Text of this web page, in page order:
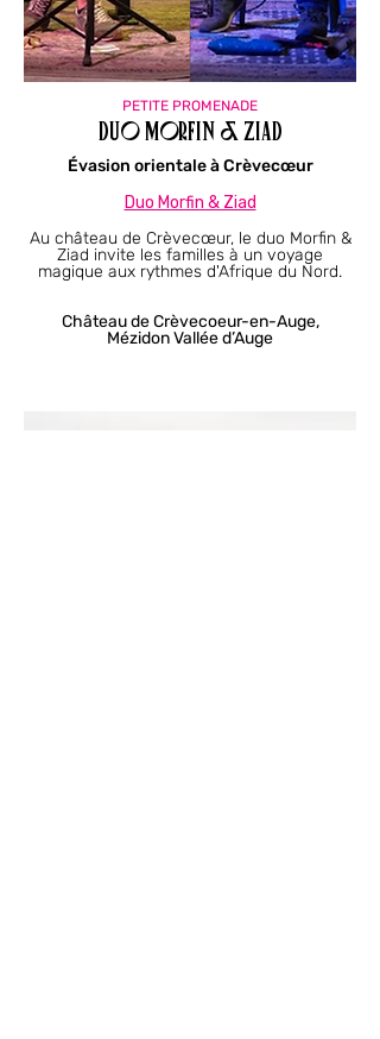
PETITE PROMENADE
Duo Morfin & Ziad
Évasion orientale à Crèvecœur
Duo Morfin & Ziad​
Au château de Crèvecœur, le duo Morfin &
Ziad invite les familles à un voyage
magique aux rythmes d'Afrique du Nord.
Château de Crèvecoeur-en-Auge,
Mézidon Vallée d’Auge